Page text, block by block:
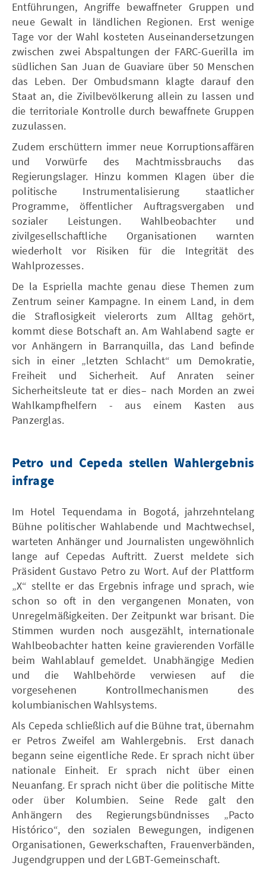
Entführungen, Angriffe bewaffneter Gruppen und
neue Gewalt in ländlichen Regionen. Erst wenige
Tage vor der Wahl kosteten Auseinandersetzungen
zwischen zwei Abspaltungen der FARC-Guerilla im
südlichen San Juan de Guaviare über 50 Menschen
das Leben. Der Ombudsmann klagte darauf den
Staat an, die Zivilbevölkerung allein zu lassen und
die territoriale Kontrolle durch bewaffnete Gruppen
zuzulassen.
Zudem erschüttern immer neue Korruptionsaffären
und Vorwürfe des Machtmissbrauchs das
Regierungslager. Hinzu kommen Klagen über die
politische Instrumentalisierung staatlicher
Programme, öffentlicher Auftragsvergaben und
sozialer Leistungen. Wahlbeobachter und
zivilgesellschaftliche Organisationen warnten
wiederholt vor Risiken für die Integrität des
Wahlprozesses.
De la Espriella machte genau diese Themen zum
Zentrum seiner Kampagne. In einem Land, in dem
die Straflosigkeit vielerorts zum Alltag gehört,
kommt diese Botschaft an. Am Wahlabend sagte er
vor Anhängern in Barranquilla, das Land befinde
sich in einer „letzten Schlacht“ um Demokratie,
Freiheit und Sicherheit. Auf Anraten seiner
Sicherheitsleute tat er dies– nach Morden an zwei
Wahlkampfhelfern - aus einem Kasten aus
Panzerglas.
Petro und Cepeda stellen Wahlergebnis
infrage
Im Hotel Tequendama in Bogotá, jahrzehntelang
Bühne politischer Wahlabende und Machtwechsel,
warteten Anhänger und Journalisten ungewöhnlich
lange auf Cepedas Auftritt. Zuerst meldete sich
Präsident Gustavo Petro zu Wort. Auf der Plattform
„X“ stellte er das Ergebnis infrage und sprach, wie
schon so oft in den vergangenen Monaten, von
Unregelmäßigkeiten. Der Zeitpunkt war brisant. Die
Stimmen wurden noch ausgezählt, internationale
Wahlbeobachter hatten keine gravierenden Vorfälle
beim Wahlablauf gemeldet. Unabhängige Medien
und die Wahlbehörde verwiesen auf die
vorgesehenen Kontrollmechanismen des
kolumbianischen Wahlsystems.
Als Cepeda schließlich auf die Bühne trat, übernahm
er Petros Zweifel am Wahlergebnis. Erst danach
begann seine eigentliche Rede. Er sprach nicht über
nationale Einheit. Er sprach nicht über einen
Neuanfang. Er sprach nicht über die politische Mitte
oder über Kolumbien. Seine Rede galt den
Anhängern des Regierungsbündnisses „Pacto
Histórico“, den sozialen Bewegungen, indigenen
Organisationen, Gewerkschaften, Frauenverbänden,
Jugendgruppen und der LGBT-Gemeinschaft.